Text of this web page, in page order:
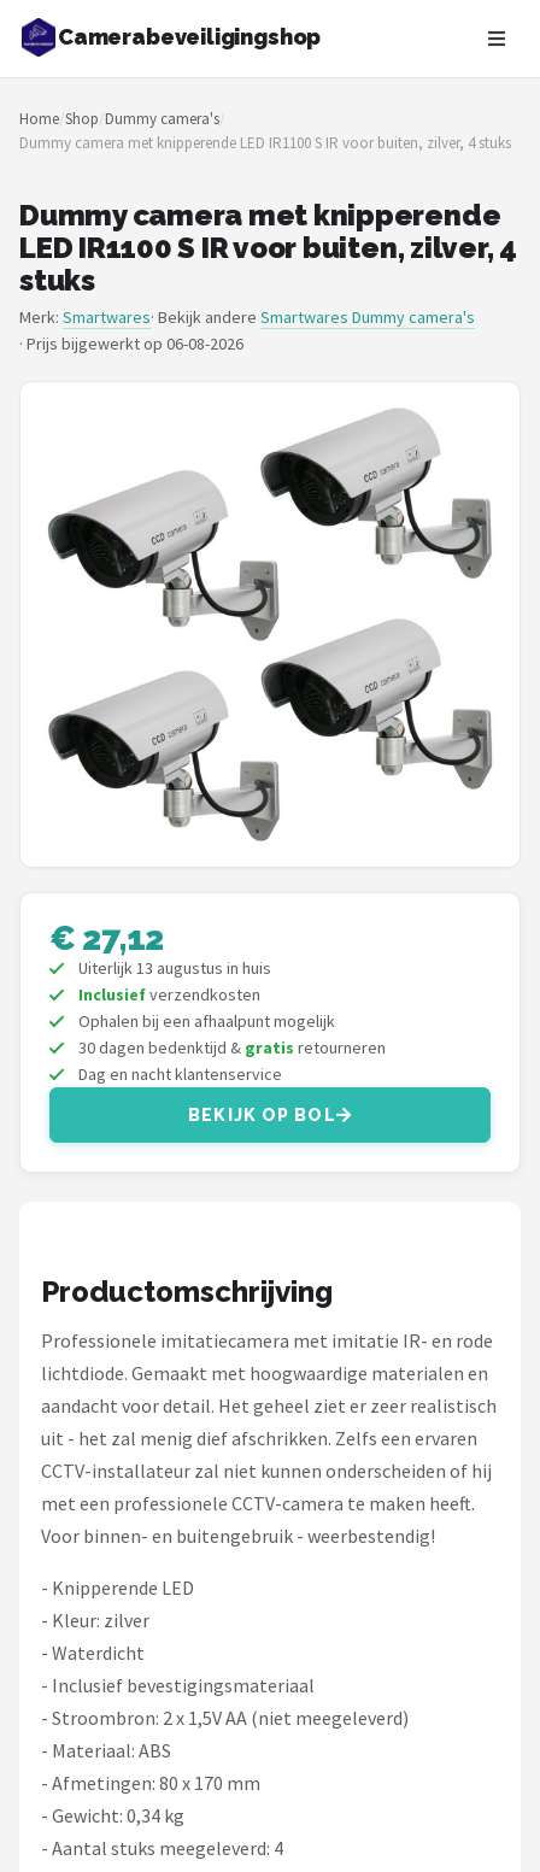
Camerabeveiligingshop
Zoeken
NAVIGATIE
Merken
Blog
Beveiligingscamera's
Shop
POPULAIRE MERKEN
Home-Locking
Reolink
EZVIZ
Foscam
Teceye
Smartwares
ieGeek
Home/Shop/Dummy camera's/
Dummy camera met knipperende LED IR1100 S IR voor buiten, zilver, 4 stuks
Dummy camera met knipperende
LED IR1100 S IR voor buiten, zilver, 4
stuks
Merk: Smartwares· Bekijk andere Smartwares Dummy camera's
· Prijs bijgewerkt op 06-08-2026
€ 27,12
Uiterlijk 13 augustus in huis
Inclusiefverzendkosten
Ophalen bij een afhaalpunt mogelijk
30 dagen bedenktijd & gratis retourneren
Dag en nacht klantenservice
BEKIJK OP BOL
Productomschrijving
Professionele imitatiecamera met imitatie IR- en rode
lichtdiode. Gemaakt met hoogwaardige materialen en
aandacht voor detail. Het geheel ziet er zeer realistisch
uit - het zal menig dief afschrikken. Zelfs een ervaren
CCTV-installateur zal niet kunnen onderscheiden of hij
met een professionele CCTV-camera te maken heeft.
Voor binnen- en buitengebruik - weerbestendig!
- Knipperende LED
- Kleur: zilver
- Waterdicht
- Inclusief bevestigingsmateriaal
- Stroombron: 2 x 1,5V AA (niet meegeleverd)
- Materiaal: ABS
- Afmetingen: 80 x 170 mm
- Gewicht: 0,34 kg
- Aantal stuks meegeleverd: 4